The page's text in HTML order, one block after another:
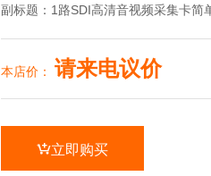
副标题：1路SDI高清音视频采集卡简
本店价： 请来电议价
立即购买